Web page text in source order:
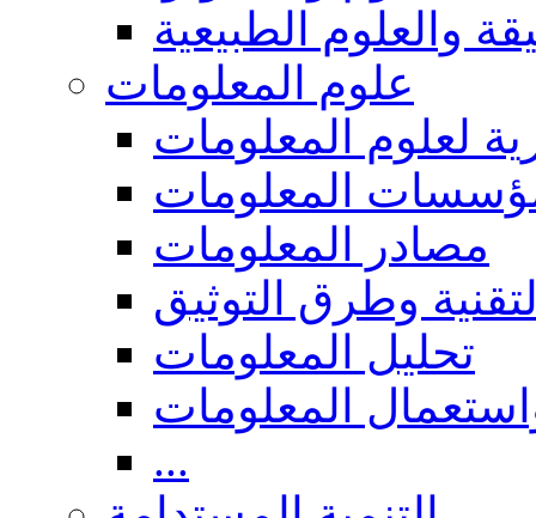
والعلوم الطبيعية
علوم المعلومات
لعلوم المعلومات
المعلومات
مصادر المعلومات
وطرق التوثيق
تحليل المعلومات
المعلومات
...